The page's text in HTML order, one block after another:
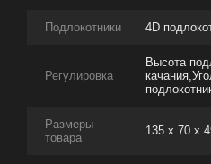
Подлокотники 4D
Регулировка
Высота
Размеры
товара
135 x 70 x